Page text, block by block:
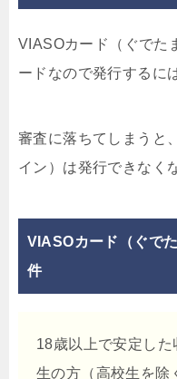
VIASOカード（ぐでた
ードなので発行するに
審査に落ちてしまうと
イン）は発行できなく
VIASOカード（ぐで
件
18歳以上で安定し
生の方（高校生を除